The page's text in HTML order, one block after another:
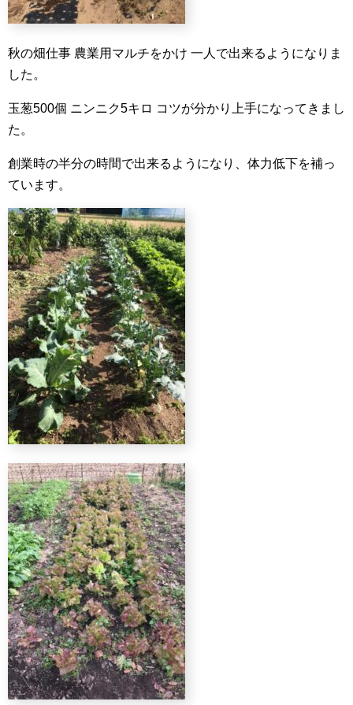
秋の畑仕事 農業用マルチをかけ 一人で出来るようになりま
した。
玉葱500個 ニンニク5キロ コツが分かり上手になってきまし
た。
創業時の半分の時間で出来るようになり、体力低下を補っ
ています。